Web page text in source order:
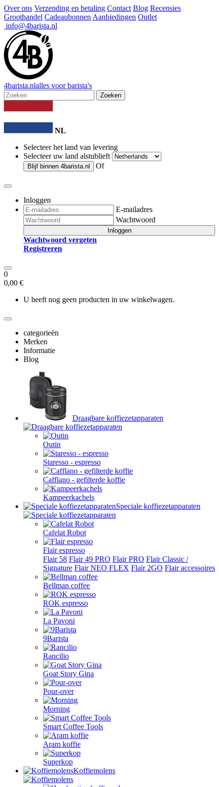
Over ons Verzending en betaling Contact Blog Recensies
Groothandel Cadeaubonnen Aanbiedingen Outlet
info@4barista.nl
4barista.nlalles voor barista's
Zoeken
NL
Selecteer het land van levering
Selecteer uw land alstublieft
Blijf binnen 4barista.nl Of
Inloggen
E-mailadres
Wachtwoord
Inloggen
Wachtwoord vergeten
Registreren
0
0,00 €
U heeft nog geen producten in uw winkelwagen.
categorieën
Merken
Informatie
Blog
Draagbare koffiezetapparaten
Outin
Staresso - espresso
Cafflano - gefilterde koffie
Kampeerkachels
Speciale koffiezetapparaten
Cafelat Robot
Flair espresso
Flair 58 Flair 49 PRO Flair PRO Flair Classic /
Signature Flair NEO FLEX Flair 2GO Flair accessoires
Bellman coffee
ROK espresso
La Pavoni
9Barista
Rancilio
Goat Story Gina
Pour-over
Morning
Smart Coffee Tools
Aram koffie
Superkop
Koffiemolens